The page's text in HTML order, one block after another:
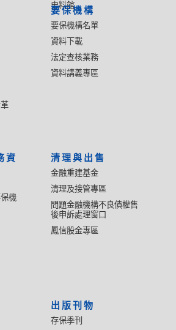
史料館
要保機構
要保機構名單
資料下載
法定查核業務
資料講義專區
資
機
清理與出售
金融重建基金
清理及接管專區
問題金融機構不良債權售
後申訴處理窗口
鳳信股金專區
出版刊物
存保季刊